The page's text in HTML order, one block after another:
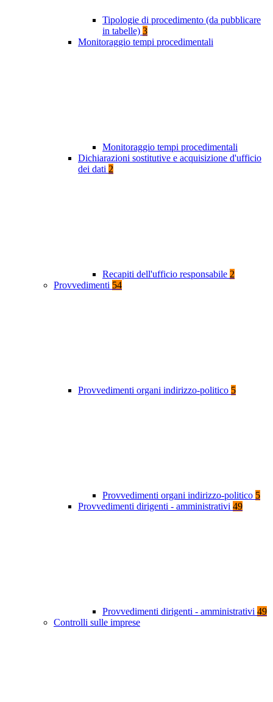
Tipologie di procedimento (da pubblicare
in tabelle) 3
Monitoraggio tempi procedimentali
Monitoraggio tempi procedimentali
Dichiarazioni sostitutive e acquisizione d'ufficio
dei dati 2
Recapiti dell'ufficio responsabile 2
Provvedimenti 54
Provvedimenti organi indirizzo-politico 5
Provvedimenti organi indirizzo-politico 5
Provvedimenti dirigenti - amministrativi 49
Provvedimenti dirigenti - amministrativi 49
Controlli sulle imprese